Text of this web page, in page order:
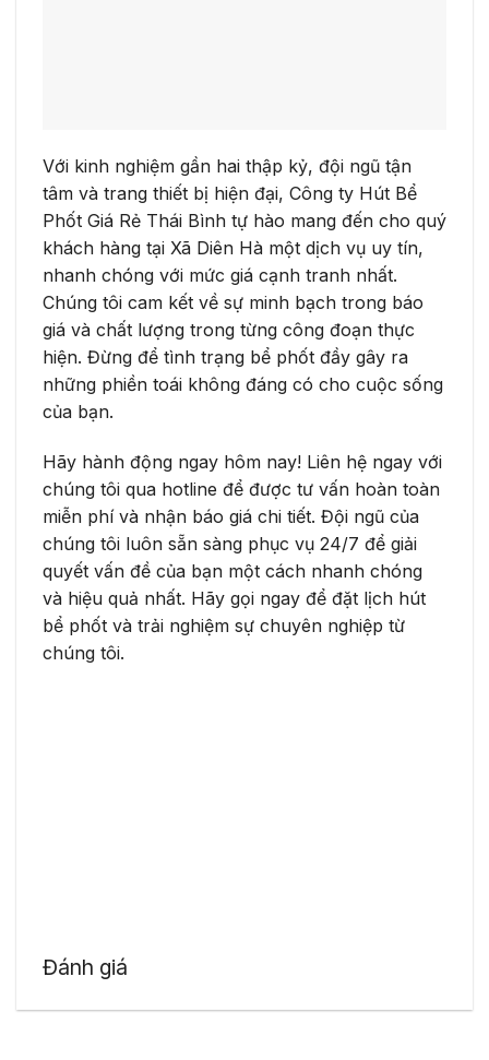
Với kinh nghiệm gần hai thập kỷ, đội ngũ tận
tâm và trang thiết bị hiện đại, Công ty Hút Bể
Phốt Giá Rẻ Thái Bình tự hào mang đến cho quý
khách hàng tại Xã Diên Hà một dịch vụ uy tín,
nhanh chóng với mức giá cạnh tranh nhất.
Chúng tôi cam kết về sự minh bạch trong báo
giá và chất lượng trong từng công đoạn thực
hiện. Đừng để tình trạng bể phốt đầy gây ra
những phiền toái không đáng có cho cuộc sống
của bạn.
Hãy hành động ngay hôm nay! Liên hệ ngay với
chúng tôi qua hotline để được tư vấn hoàn toàn
miễn phí và nhận báo giá chi tiết. Đội ngũ của
chúng tôi luôn sẵn sàng phục vụ 24/7 để giải
quyết vấn đề của bạn một cách nhanh chóng
và hiệu quả nhất. Hãy gọi ngay để đặt lịch hút
bể phốt và trải nghiệm sự chuyên nghiệp từ
chúng tôi.
Đánh giá